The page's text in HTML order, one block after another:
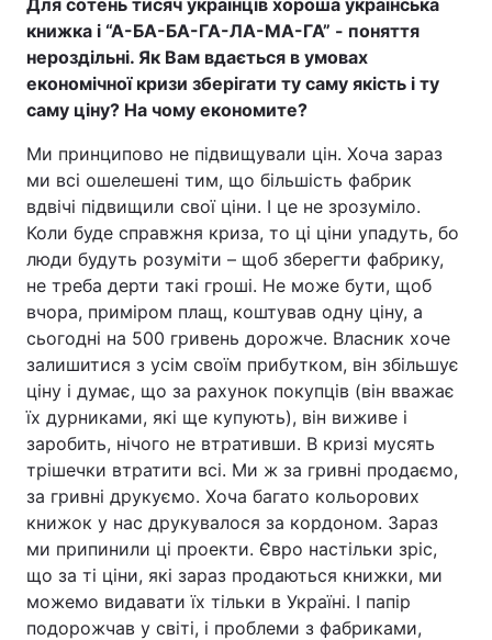
Для сотень тисяч українців хороша українська
книжка і “А-БА-БА-ГА-ЛА-МА-ГА” - поняття
нероздільні. Як Вам вдається в умовах
економічної кризи зберігати ту саму якість і ту
саму ціну? На чому економите?
Ми принципово не підвищували цін. Хоча зараз
ми всі ошелешені тим, що більшість фабрик
вдвічі підвищили свої ціни. І це не зрозуміло.
Коли буде справжня криза, то ці ціни упадуть, бо
люди будуть розуміти – щоб зберегти фабрику,
не треба дерти такі гроші. Не може бути, щоб
вчора, приміром плащ, коштував одну ціну, а
сьогодні на 500 гривень дорожче. Власник хоче
залишитися з усім своїм прибутком, він збільшує
ціну і думає, що за рахунок покупців (він вважає
їх дурниками, які ще купують), він виживе і
заробить, нічого не втративши. В кризі мусять
трішечки втратити всі. Ми ж за гривні продаємо,
за гривні друкуємо. Хоча багато кольорових
книжок у нас друкувалося за кордоном. Зараз
ми припинили ці проекти. Євро настільки зріс,
що за ті ціни, які зараз продаються книжки, ми
можемо видавати їх тільки в Україні. І папір
подорожчав у світі, і проблеми з фабриками,